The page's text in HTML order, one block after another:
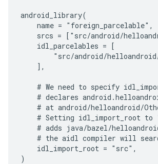
android_library(
    name = "foreign_parcelable",
srcs = ["src/android/
    idl_parcelables = [
"src/android/
    ],
# We need to specify
# declares
# at android/helloandroid/
# Setting idl_import_root to
# adds java/bazel/
# the aidl compiler will
    idl_import_root = "src",
)